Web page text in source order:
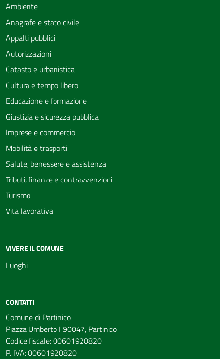
Ambiente
Anagrafe e stato civile
Appalti pubblici
Autorizzazioni
Catasto e urbanistica
Cultura e tempo libero
Educazione e formazione
Giustizia e sicurezza pubblica
Imprese e commercio
Mobilità e trasporti
Salute, benessere e assistenza
Tributi, finanze e contravvenzioni
Turismo
Vita lavorativa
VIVERE IL COMUNE
Luoghi
CONTATTI
Comune di Partinico
Piazza Umberto I 90047, Partinico
Codice fiscale: 00601920820
P. IVA: 00601920820